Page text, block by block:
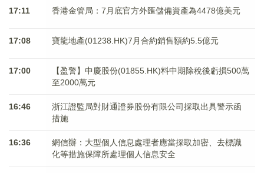
17:11 香港金管局：7月底官方外匯儲備資產為4478億美元
17:08 寶龍地產(01238.HK)7月合約銷售額約5.5億元
17:00
【盈警】中慶股份(01855.HK)料中期除稅後虧損500萬
至2000萬元
16:46
浙江證監局對財通證券股份有限公司採取出具警示函
措施
16:36
網信辦：大型個人信息處理者應當採取加密、去標識
化等措施保障所處理個人信息安全